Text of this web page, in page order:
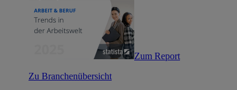
Zum Report
Zu Branchenübersicht